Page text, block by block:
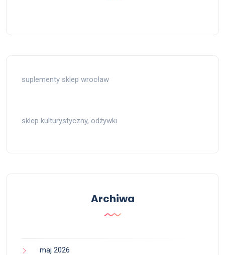
suplementy sklep wrocław
sklep kulturystyczny, odżywki
Archiwa
maj 2026